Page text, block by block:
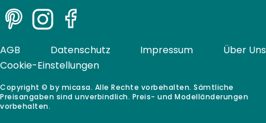
PinterestInstagramFacebook
Copyright © by micasa. Alle Rechte vorbehalten. Sämtliche
Preisangaben sind unverbindlich. Preis- und Modelländerungen
vorbehalten.
AGB Datenschutz Impressum
Über Uns
Cookie-Einstellungen